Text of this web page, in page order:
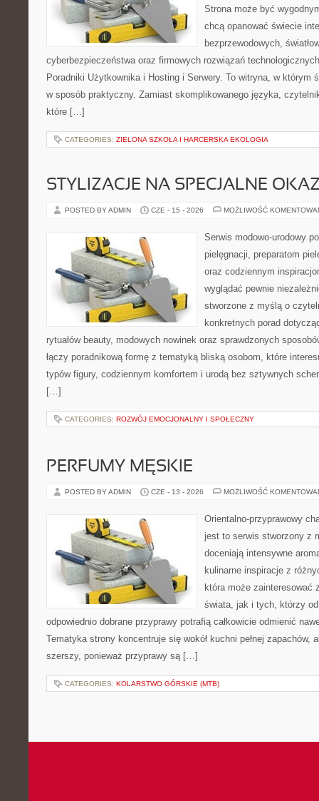
Strona może być
chcą opanować świecie
bezprzewodowych,
cyberbezpieczeństwa oraz firmowych rozwiązań
Poradniki Użytkownika i Hosting i Serwery. To witryna, w którym
w sposób praktyczny. Zamiast skomplikowanego języka,
które […]
CATEGORIES: ZIELONA SZKOŁA I HARCERSKA EKOLOGIA
STYLIZACJE NA SPECJALNE
POSTED BY ADMIN CZE - 15 - 2026 MOŻLIWOŚĆ
Serwis modowo-urodowy
pielęgnacji, preparatom
oraz codziennym
wyglądać pewnie
stworzone z myślą o
konkretnych porad
rytuałów beauty, modowych nowinek oraz sprawdzonych
łączy poradnikową formę z tematyką bliską osobom, które
typów figury, codziennym komfortem i urodą bez sztywnych
[…]
CATEGORIES: ROZWÓJ EMOCJONALNY I SPOŁECZNY
PERFUMY MĘSKIE
POSTED BY ADMIN CZE - 13 - 2026 MOŻLIWOŚĆ
Orientalno-przyprawowy
jest to serwis stworzony z
doceniają intensywne
kulinarne inspiracje z
która może zainteresować
świata, jak i tych, którzy
odpowiednio dobrane przyprawy potrafią całkowicie odmienić
Tematyka strony koncentruje się wokół kuchni pełnej zapachów,
szerszy, ponieważ przyprawy są […]
CATEGORIES: KOLARSTWO GÓRSKIE (MTB)